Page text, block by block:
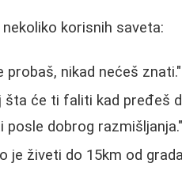
korisnih saveta:
probaš, nikad nećeš znati."
šta će ti faliti kad pređeš
dobrog razmišljanja."
je živeti do 15km od